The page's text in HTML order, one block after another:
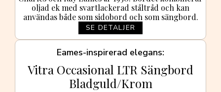
oljad ek med svartlackerad ståltråd och kan
användas både som sidobord och som sängbord.
SE DETALJER
Eames-inspirerad elegans
Vitra Occasional LTR Sängbord
Bladguld/Krom